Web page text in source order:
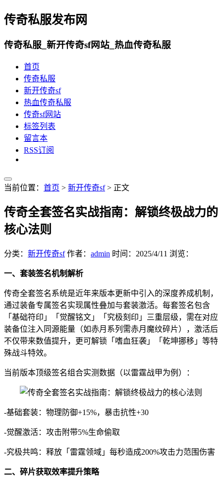
传奇私服发布网
传奇私服_新开传奇sf网站_热血传奇私服
首页
传奇私服
新开传奇sf
热血传奇私服
传奇sf网站
标签列表
留言本
RSS订阅
当前位置： 首页 > 新开传奇sf> 正文
传奇全套签名实战指南：解锁终极战力的
核心法则
分类： 新开传奇sf 作者： admin 时间： 2025/4/11 浏览：
一、套装签名机制解析
传奇全套签名系统是近年来版本更新中引入的深度养成机制，
通过装备专属签名实现属性叠加与套装激活。每套签名包含
「基础符印」「觉醒铭文」「究极刻印」三重层级，需在对应
装备位注入同源能量（如赤月系列需赤月魔纹碎片），激活后
不仅带来数值提升，更可解锁「嗜血狂袭」「乾坤挪移」等特
殊战斗特效。
当前版本顶级签名组合实测数据（以雷霆战甲为例）：
-基础套装：物理防御+15%，暴击抗性+30
-觉醒激活：攻击附带5%生命偷取
-究极共鸣：释放「雷霆领域」每秒造成200%攻击力范围伤害
二、碎片获取效率提升策略